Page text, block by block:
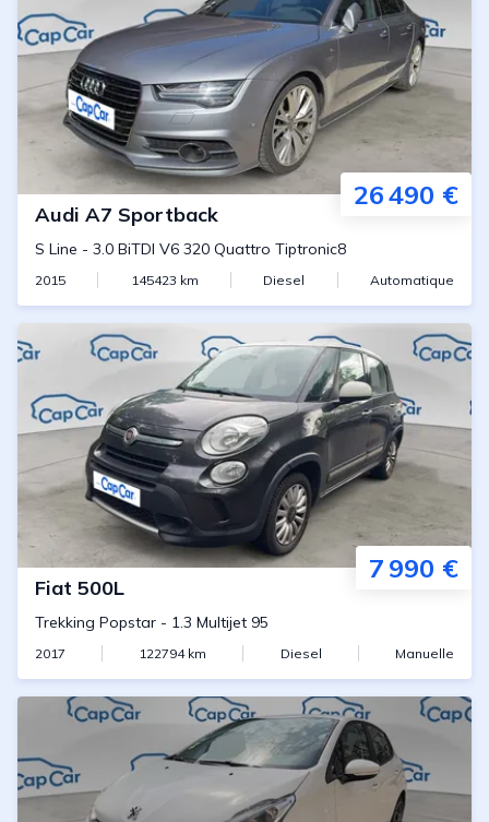
26 490 €
Audi A7 Sportback
S Line - 3.0 BiTDI V6 320 Quattro Tiptronic8
2015 145423 km Diesel Automatique
7 990 €
Fiat 500L
Trekking Popstar - 1.3 Multijet 95
2017 122794km Diesel Manuelle